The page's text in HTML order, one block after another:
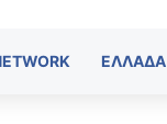
ΕΛΛΆΔΑ